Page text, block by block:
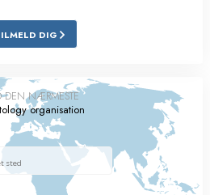
DIG
DEN NÆRMESTE
organisation